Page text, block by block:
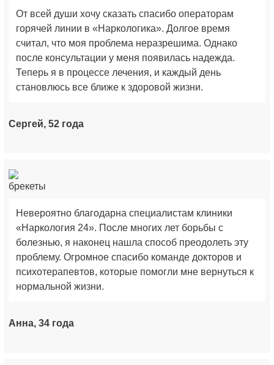
От всей души хочу сказать спасибо операторам
горячей линии в «Наркологика». Долгое время
считал, что моя проблема неразрешима. Однако
после консультации у меня появилась надежда.
Теперь я в процессе лечения, и каждый день
становлюсь все ближе к здоровой жизни.
Сергей, 52 года
Невероятно благодарна специалистам клиники
«Наркология 24». После многих лет борьбы с
болезнью, я наконец нашла способ преодолеть эту
проблему. Огромное спасибо команде докторов и
психотерапевтов, которые помогли мне вернуться к
нормальной жизни.
Анна, 34 года